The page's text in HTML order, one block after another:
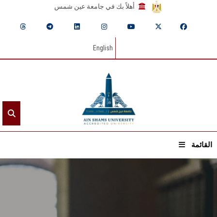
أهلاً بك في جامعة عين شمس
English
القائمة